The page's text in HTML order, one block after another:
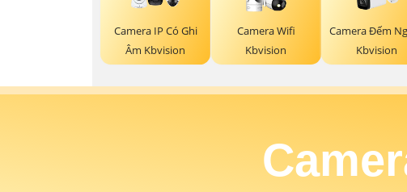
Camera IP Có Ghi
Âm Kbvision
Camera Wifi
Kbvision
Camera Đếm
Kbvision